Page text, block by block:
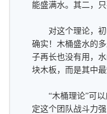
能盛满水。其二，
对这个理论，初
确实！木桶盛水的
子再长也没有用，
块木板，而是其中
“木桶理论”可以
定这个团队战斗力